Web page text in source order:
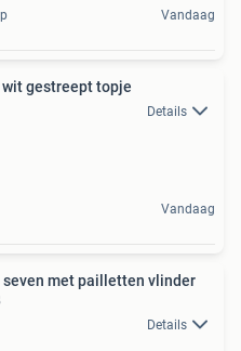
Vandaag
wit gestreept topje
Details
Vandaag
seven met pailletten vlinder
Details